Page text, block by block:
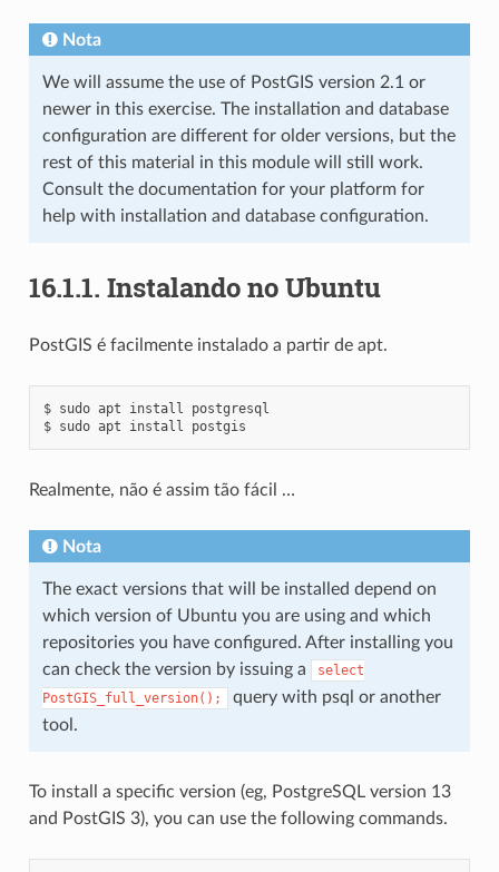
Nota
We will assume the use of PostGIS version 2.1 or
newer in this exercise. The installation and database
configuration are different for older versions, but the
rest of this material in this module will still work.
Consult the documentation for your platform for
help with installation and database configuration.
16.1.1. Instalando no Ubuntu
PostGIS é facilmente instalado a partir de apt.
$ sudo apt install postgresql
Realmente, não é assim tão fácil …
Nota
The exact versions that will be installed depend on
which version of Ubuntu you are using and which
repositories you have configured. After installing you
can check the version by issuing a
select
PostGIS_full_version();
query with psql or another
tool.
To install a specific version (eg, PostgreSQL version 13
and PostGIS 3), you can use the following commands.